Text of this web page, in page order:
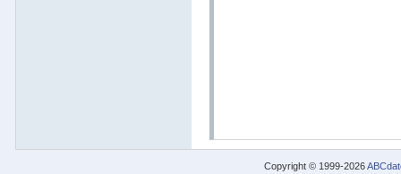
Copyright © 1999-2026